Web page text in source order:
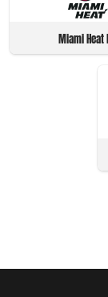
Miami Heat